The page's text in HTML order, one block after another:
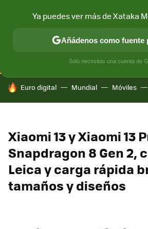
CONECTIVIDAD MÓVIL Y SOCIEDAD
HOY SE HABLA DE
Euro digital Mundial Móviles
Xiaomi 13 y Xiaomi 13
Snapdragon 8 Gen 2,
Leica y carga rápida
tamaños y diseños
Ya puedes ver más de Xataka
Añádenos como fuente
Solo necesitas una cuenta de